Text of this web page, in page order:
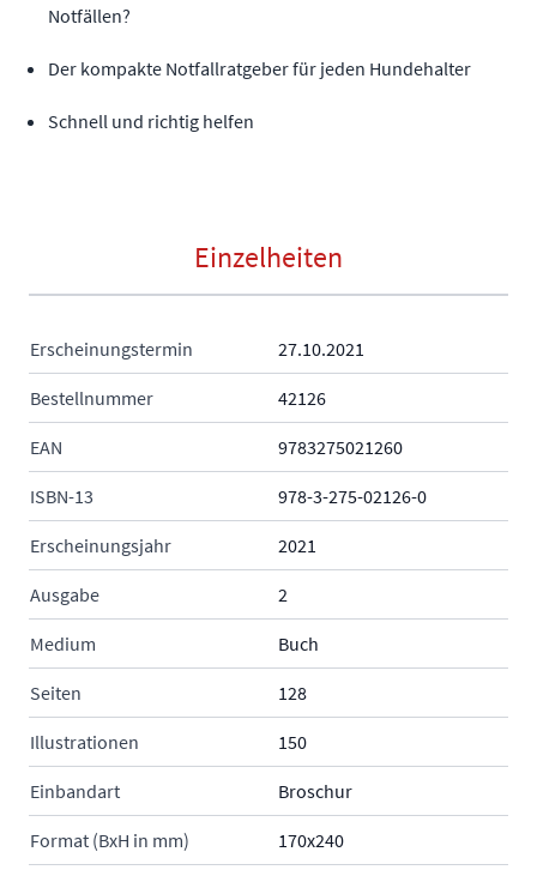
Notfällen?
Der kompakte Notfallratgeber für jeden Hundehalter
Schnell und richtig helfen
Einzelheiten
Erscheinungstermin 27.10.2021
Bestellnummer 42126
EAN 9783275021260
ISBN-13 978-3-275-02126-0
Erscheinungsjahr 2021
Ausgabe 2
Medium Buch
Seiten 128
Illustrationen 150
Einbandart Broschur
Format (BxH in mm) 170x240